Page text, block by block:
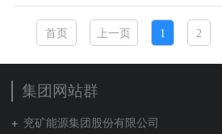
首页 上一页 1 2
集团网站群
兖矿能源集团股份有限公司